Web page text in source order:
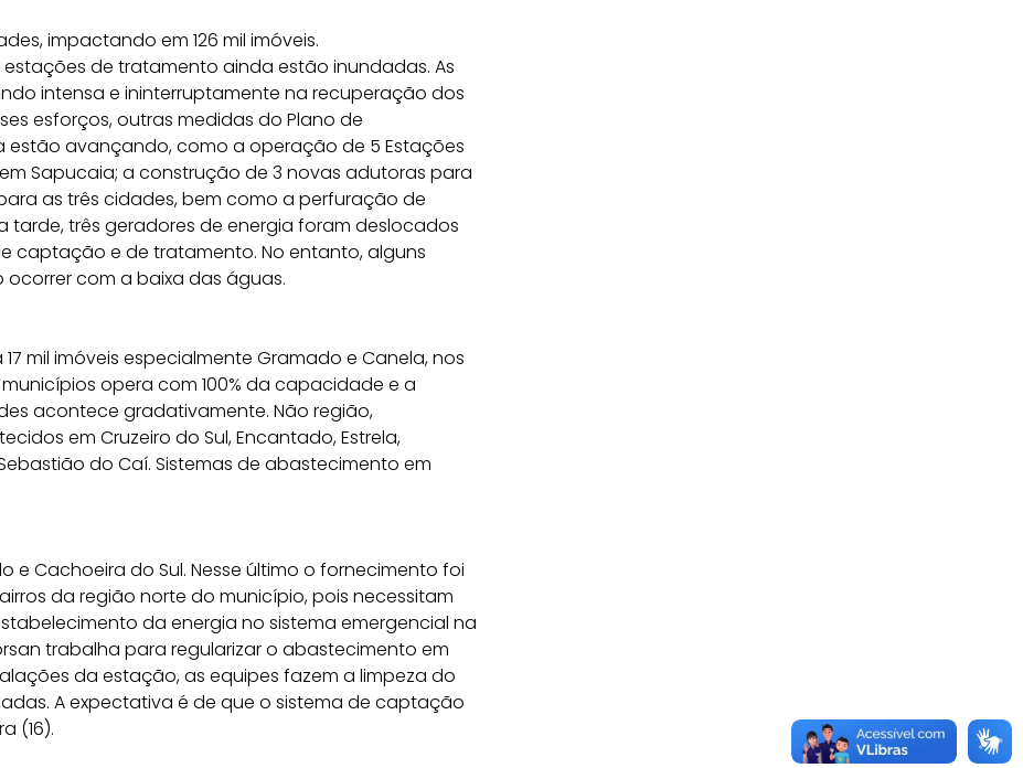
impactando em 126 mil imóveis.
estações de tratamento ainda estão inundadas. As
intensa e ininterruptamente na recuperação dos
esforços, outras medidas do Plano de
avançando, como a operação de 5 Estações
Sapucaia; a construção de 3 novas adutoras para
as três cidades, bem como a perfuração de
tarde, três geradores de energia foram deslocados
captação e de tratamento. No entanto, alguns
com a baixa das águas.
mil imóveis especialmente Gramado e Canela, nos
opera com 100% da capacidade e a
acontece gradativamente. Não região,
em Cruzeiro do Sul, Encantado, Estrela,
do Caí. Sistemas de abastecimento em
e Cachoeira do Sul. Nesse último o fornecimento foi
da região norte do município, pois necessitam
da energia no sistema emergencial na
trabalha para regularizar o abastecimento em
da estação, as equipes fazem a limpeza do
A expectativa é de que o sistema de captação
(16).